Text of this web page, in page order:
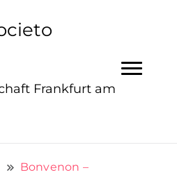
Frankfurt am
Bonvenon –